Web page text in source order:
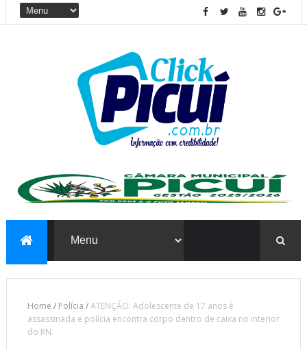
Home / Polícia /ATENÇÃO: Adolescente de 17 anos é
assassinada e polícia encontra corpo dentro de caixa no interior
do RN.